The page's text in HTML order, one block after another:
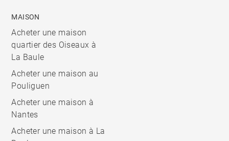
MAISON
Acheter une maison
quartier des Oiseaux à
La Baule
Acheter une maison au
Pouliguen
Acheter une maison à
Nantes
Acheter une maison à La